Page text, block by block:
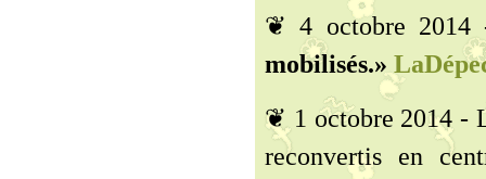
❦ 4 octobre
mobilisés.»
❦ 1 octobre 2014 -
reconvertis en